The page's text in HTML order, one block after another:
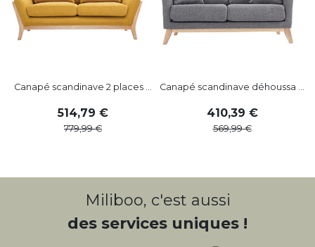
Canapé scandinave 2 places ...
514,79
779,99
Canapé scandinave déhoussa ...
410,39
569,99
Miliboo, c'est aussi
des services uniques !